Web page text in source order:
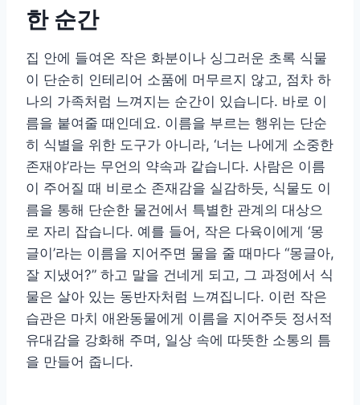
한 순간
집 안에 들여온 작은 화분이나 싱그러운 초록 식물
이 단순히 인테리어 소품에 머무르지 않고, 점차 하
나의 가족처럼 느껴지는 순간이 있습니다. 바로 이
름을 붙여줄 때인데요. 이름을 부르는 행위는 단순
히 식별을 위한 도구가 아니라, ‘너는 나에게 소중한
존재야’라는 무언의 약속과 같습니다. 사람은 이름
이 주어질 때 비로소 존재감을 실감하듯, 식물도 이
름을 통해 단순한 물건에서 특별한 관계의 대상으
로 자리 잡습니다. 예를 들어, 작은 다육이에게 ‘몽
글이’라는 이름을 지어주면 물을 줄 때마다 “몽글아,
잘 지냈어?” 하고 말을 건네게 되고, 그 과정에서 식
물은 살아 있는 동반자처럼 느껴집니다. 이런 작은
습관은 마치 애완동물에게 이름을 지어주듯 정서적
유대감을 강화해 주며, 일상 속에 따뜻한 소통의 틈
을 만들어 줍니다.